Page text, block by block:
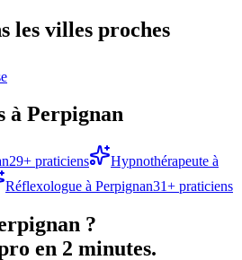
les villes proches
à Perpignan
29+ praticiens Hypnothérapeute à
Réflexologue à Perpignan31+ praticiens
?
en 2 minutes.